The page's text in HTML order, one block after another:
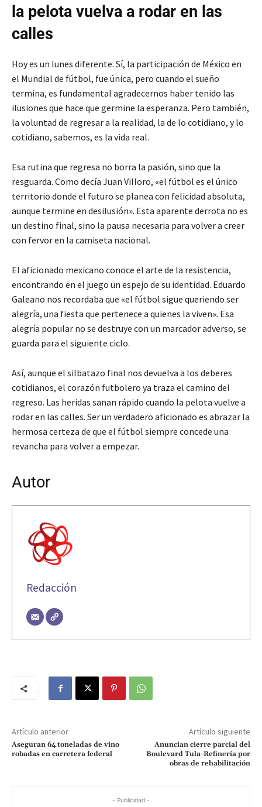
la pelota vuelva a rodar en las
calles
Hoy es un lunes diferente. Sí, la participación de México en
el Mundial de fútbol, fue única, pero cuando el sueño
termina, es fundamental agradecernos haber tenido las
ilusiones que hace que germine la esperanza. Pero también,
la voluntad de regresar a la realidad, la de lo cotidiano, y lo
cotidiano, sabemos, es la vida real.
Esa rutina que regresa no borra la pasión, sino que la
resguarda. Como decía Juan Villoro, «el fútbol es el único
territorio donde el futuro se planea con felicidad absoluta,
aunque termine en desilusión». Esta aparente derrota no es
un destino final, sino la pausa necesaria para volver a creer
con fervor en la camiseta nacional.
El aficionado mexicano conoce el arte de la resistencia,
encontrando en el juego un espejo de su identidad. Eduardo
Galeano nos recordaba que «el fútbol sigue queriendo ser
alegría, una fiesta que pertenece a quienes la viven». Esa
alegría popular no se destruye con un marcador adverso, se
guarda para el siguiente ciclo.
Así, aunque el silbatazo final nos devuelva a los deberes
cotidianos, el corazón futbolero ya traza el camino del
regreso. Las heridas sanan rápido cuando la pelota vuelve a
rodar en las calles. Ser un verdadero aficionado es abrazar la
hermosa certeza de que el fútbol siempre concede una
revancha para volver a empezar.
Autor
Redacción
Artículo anterior
Aseguran 64 toneladas de vino
robadas en carretera federal
Artículo siguiente
Anuncian cierre parcial del
Boulevard Tula-Refinería por
obras de rehabilitación
- Publicidad -